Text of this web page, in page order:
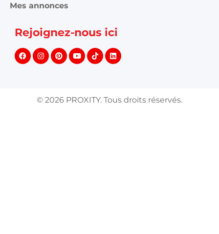
Mes annonces
Rejoignez-nous ici
© 2026 PROXITY. Tous droits réservés.